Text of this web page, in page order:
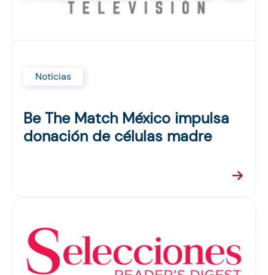
Noticias
Be The Match México impulsa
donación de células madre